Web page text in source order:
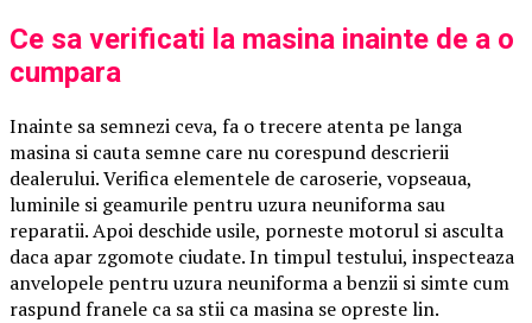
Ce sa verificati la masina inainte de a o
cumpara
Inainte sa semnezi ceva, fa o trecere atenta pe langa
masina si cauta semne care nu corespund descrierii
dealerului. Verifica elementele de caroserie, vopseaua,
luminile si geamurile pentru uzura neuniforma sau
reparatii. Apoi deschide usile, porneste motorul si asculta
daca apar zgomote ciudate. In timpul testului, inspecteaza
anvelopele pentru uzura neuniforma a benzii si simte cum
raspund franele ca sa stii ca masina se opreste lin.